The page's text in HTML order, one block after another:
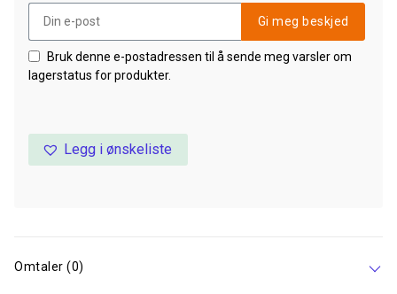
Gi meg beskjed
Bruk denne e-postadressen til å sende meg varsler om
lagerstatus for produkter.
Legg i ønskeliste
Omtaler (0)